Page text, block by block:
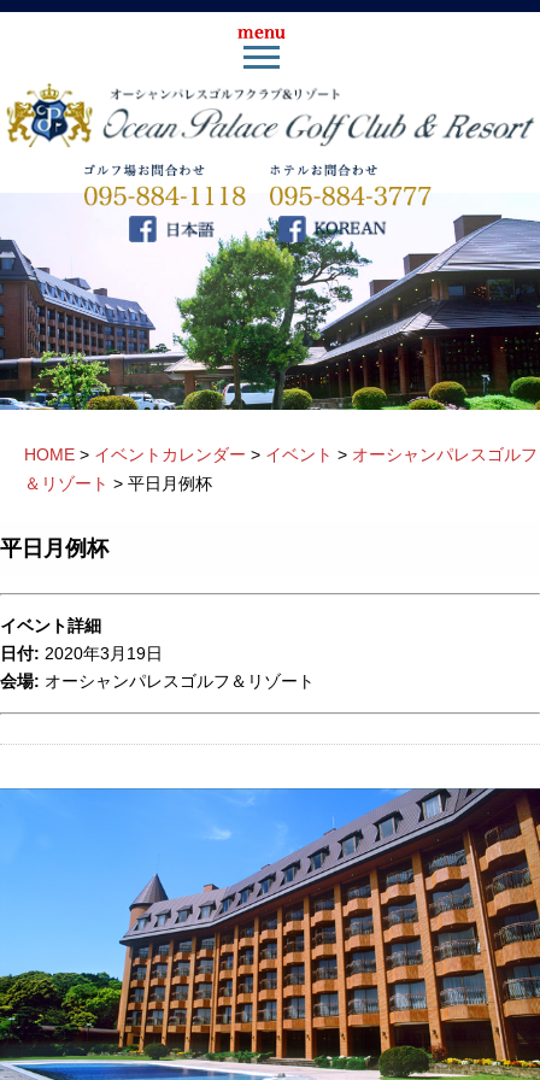
HOME > イベントカレンダー > イベント > オーシャンパレスゴルフ
＆リゾート > 平日月例杯
平日月例杯
イベント詳細
日付: 2020年3月19日
会場: オーシャンパレスゴルフ＆リゾート